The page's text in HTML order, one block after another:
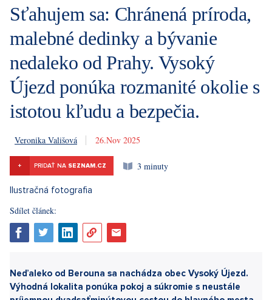
Sťahujem sa: Chránená príroda,
malebné dedinky a bývanie
nedaleko od Prahy. Vysoký
Újezd ponúka rozmanité okolie s
istotou kľudu a bezpečia.
Veronika Vališová 26. 11. 2025
+ PRIDAŤ NA SEZNAM.CZ 3 minuty